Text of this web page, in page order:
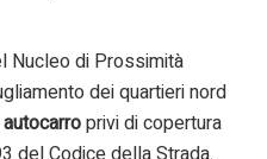
Nucleo di Prossimità
dei quartieri nord
privi di copertura